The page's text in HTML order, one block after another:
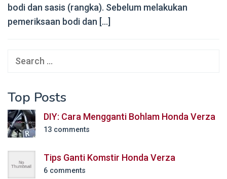
bodi dan sasis (rangka). Sebelum melakukan
pemeriksaan bodi dan […]
Search
Top Posts
DIY: Cara Mengganti Bohlam Honda Verza
13 comments
Tips Ganti Komstir Honda Verza
6 comments